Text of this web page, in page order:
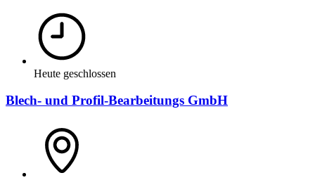
Heute geschlossen
Blech- und Profil-Bearbeitungs GmbH